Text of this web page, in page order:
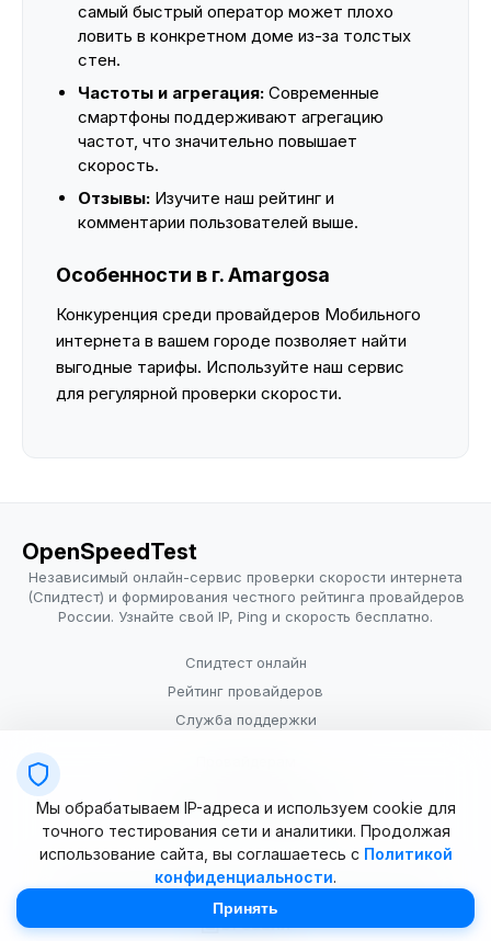
самый быстрый оператор может плохо
ловить в конкретном доме из-за толстых
стен.
Частоты и агрегация: Современные
смартфоны поддерживают агрегацию
частот, что значительно повышает
скорость.
Отзывы: Изучите наш рейтинг и
комментарии пользователей выше.
Особенности в г. Amargosa
Конкуренция среди провайдеров Мобильного
интернета в вашем городе позволяет найти
выгодные тарифы. Используйте наш сервис
для регулярной проверки скорости.
OpenSpeedTest
Независимый онлайн-сервис проверки скорости интернета
(Спидтест) и формирования честного рейтинга провайдеров
России. Узнайте свой IP, Ping и скорость бесплатно.
Спидтест онлайн
Рейтинг провайдеров
Служба поддержки
Условия использования
© 2025–2026 OpenSpeedTest (ИП Долматова В.В.). Все права
Мы обрабатываем IP-адреса и используем cookie для
точного тестирования сети и аналитики. Продолжая
использование сайта, вы соглашаетесь с Политикой
конфиденциальности.
Принять